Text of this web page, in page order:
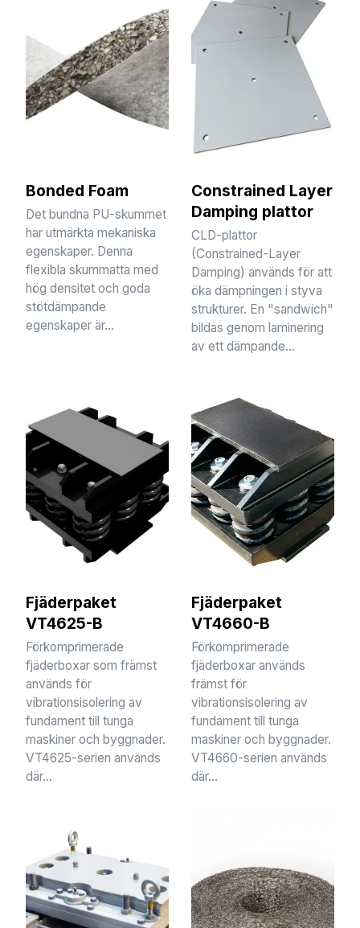
Bonded Foam
Det bundna PU-skummet
har utmärkta mekaniska
egenskaper. Denna
flexibla skummatta med
hög densitet och goda
stötdämpande
egenskaper är...
Constrained Layer
Damping plattor
CLD-plattor
(Constrained-Layer
Damping) används för att
öka dämpningen i styva
strukturer. En "sandwich"
bildas genom laminering
av ett dämpande...
Fjäderpaket
VT4625-B
Förkomprimerade
fjäderboxar som främst
används för
vibrationsisolering av
fundament till tunga
maskiner och byggnader.
VT4625-serien används
där...
Fjäderpaket
VT4660-B
Förkomprimerade
fjäderboxar används
främst för
vibrationsisolering av
fundament till tunga
maskiner och byggnader.
VT4660-serien används
där...